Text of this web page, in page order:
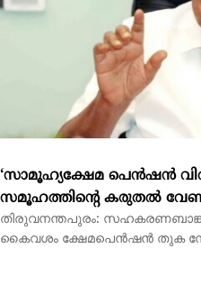
‘സാമൂഹ്യക്ഷേമ പെൻഷൻ
സമൂഹത്തിന്റെ കരുതൽ
തിരുവനന്തപുരം:
കൈവശം ക്ഷേമപെൻഷൻ തുക